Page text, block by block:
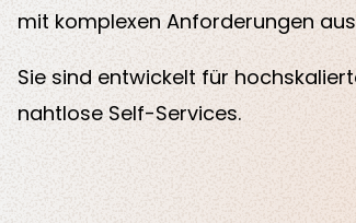
mit komplexen Anforderungen
Sie sind entwickelt für
nahtlose Self-Services.